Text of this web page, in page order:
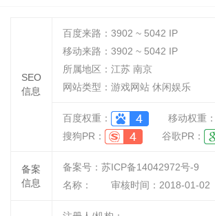
SEO
信息
百度来路： 3902 ~ 5042 IP
移动来路： 3902 ~ 5042 IP
所属地区：江苏 南京
网站类型：游戏网站 休闲娱乐
百度权重：
移动权重：
搜狗PR：
谷歌PR：
备案
信息
备案号：苏ICP备14042972号-9
名称：
审核时间： 2018-01-02